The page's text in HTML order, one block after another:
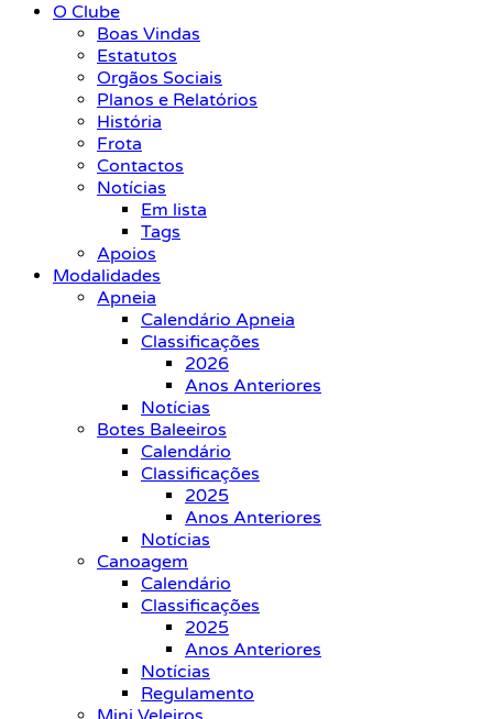
O Clube
Boas Vindas
Estatutos
Orgãos Sociais
Planos e Relatórios
História
Frota
Contactos
Notícias
Em lista
Tags
Apoios
Modalidades
Apneia
Calendário Apneia
Classificações
2026
Anos Anteriores
Notícias
Botes Baleeiros
Calendário
Classificações
2025
Anos Anteriores
Notícias
Canoagem
Calendário
Classificações
2025
Anos Anteriores
Notícias
Regulamento